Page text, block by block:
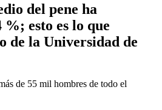
del pene ha
esto es lo que
de la Universidad de
de 55 mil hombres de todo el